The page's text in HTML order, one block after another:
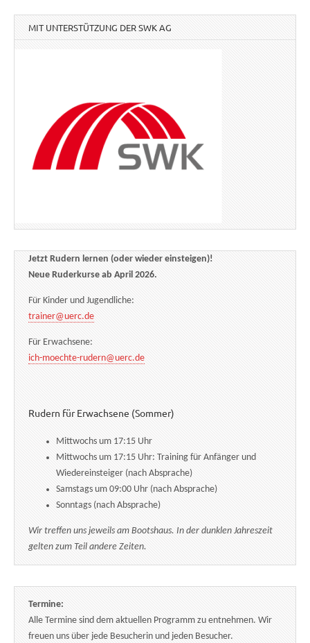
MIT UNTERSTÜTZUNG DER SWK AG
Jetzt Rudern lernen (oder wieder einsteigen)!
Neue Ruderkurse ab April 2026.
Für Kinder und Jugendliche:
trainer@uerc.de
Für Erwachsene:
ich-moechte-rudern@uerc.de
Rudern für Erwachsene (Sommer)
Mittwochs um 17:15 Uhr
Mittwochs um 17:15 Uhr: Training für Anfänger und
Wiedereinsteiger (nach Absprache)
Samstags um 09:00 Uhr (nach Absprache)
Sonntags (nach Absprache)
Wir treffen uns jeweils am Bootshaus. In der dunklen Jahreszeit
gelten zum Teil andere Zeiten.
Termine:
Alle Termine sind dem aktuellen Programm zu entnehmen. Wir
freuen uns über jede Besucherin und jeden Besucher.